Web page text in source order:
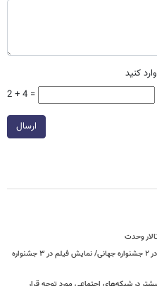
کنید
2 + 4 =
ارسال
وحدت
نامزدی بهترین فیلم و بازیگری «دوچرخه آبی» در ۲ جشنواره جهانی/ نمایش فیلم در ۳ جشنواره